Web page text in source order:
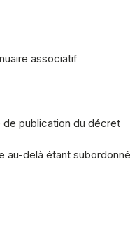
associatif
de publication du décret
au-delà étant